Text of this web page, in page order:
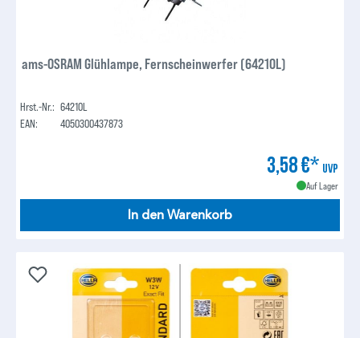
ams-OSRAM Glühlampe, Fernscheinwerfer (64210L)
Hrst.-Nr.: 64210L
EAN:
4050300437873
3,58 €* UVP
Auf Lager
In den Warenkorb